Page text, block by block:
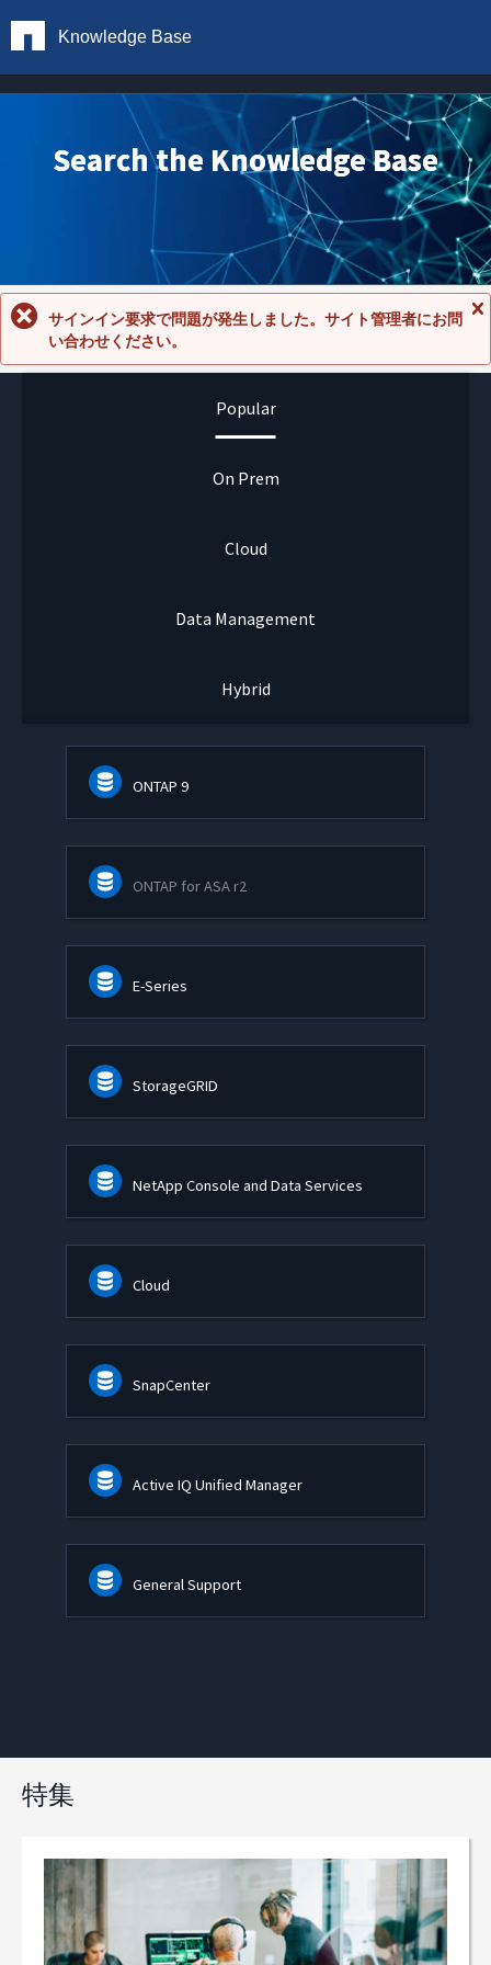
Knowledge Base
Search the Knowledge Base
セ
サインイン要求で問題が発生しました。サイト管理者にお問
い合わせください。
Popular
On Prem
Cloud
Data Management
Hybrid
ONTAP 9
ONTAP for ASA r2
E-Series
StorageGRID
NetApp Console and Data Services
Cloud
SnapCenter
Active IQ Unified Manager
General Support
特集